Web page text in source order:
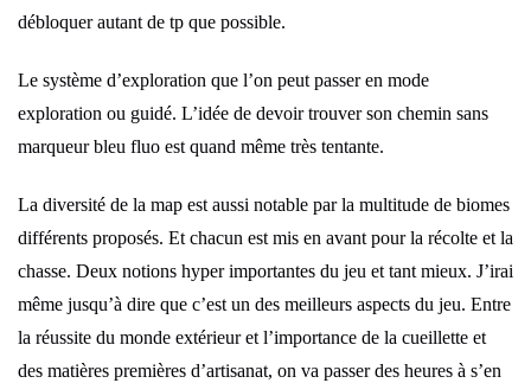
débloquer autant de tp que possible.
Le système d’exploration que l’on peut passer en mode
exploration ou guidé. L’idée de devoir trouver son chemin sans
marqueur bleu fluo est quand même très tentante.
La diversité de la map est aussi notable par la multitude de biomes
différents proposés. Et chacun est mis en avant pour la récolte et la
chasse. Deux notions hyper importantes du jeu et tant mieux. J’irai
même jusqu’à dire que c’est un des meilleurs aspects du jeu. Entre
la réussite du monde extérieur et l’importance de la cueillette et
des matières premières d’artisanat, on va passer des heures à s’en